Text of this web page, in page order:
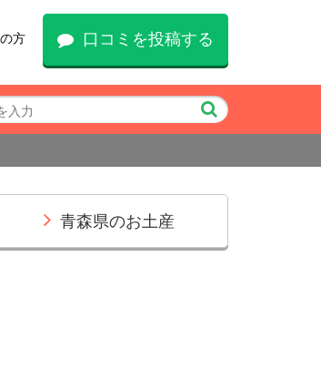
方 口コミを投稿する
青森県のお土産